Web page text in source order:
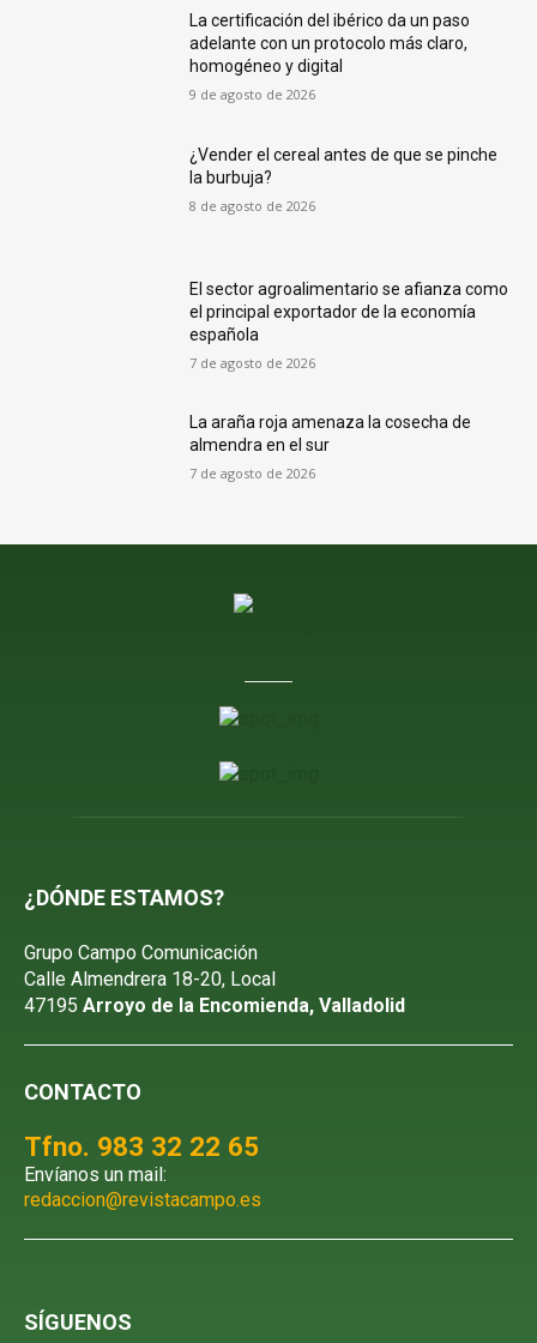
La certificación del ibérico da un paso
adelante con un protocolo más claro,
homogéneo y digital
9 de agosto de 2026
¿Vender el cereal antes de que se pinche
la burbuja?
8 de agosto de 2026
El sector agroalimentario se afianza como
el principal exportador de la economía
española
7 de agosto de 2026
La araña roja amenaza la cosecha de
almendra en el sur
7 de agosto de 2026
¿DÓNDE ESTAMOS?
Grupo Campo Comunicación
Calle Almendrera 18-20, Local
47195 Arroyo de la Encomienda, Valladolid
CONTACTO
Tfno. 983 32 22 65
Envíanos un mail:
redaccion@revistacampo.es
SÍGUENOS